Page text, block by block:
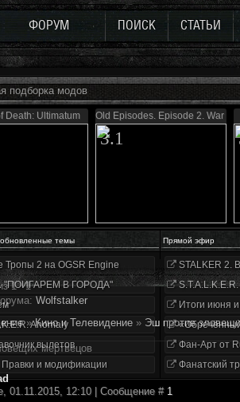
ФОРУМ ПОИСК СТАТЬИ
подборка модов
Death: Ultimatum Old Episodes. Episode 2. War of
3.1
темы Прямой эфир
Тропы 2 на OGSR Engine
"ПОИГАРЕМ В ГОРОДА"
Anomaly
вылетов
Правки и модификации
STALKER 2.
Итоги июня
Фан-Арт от
Фанатский
1
1
Wolfstalker
» Кино и Телевидение » Эш против
мертвецов
01.11.2015, 12:10 | Сообщение # 1